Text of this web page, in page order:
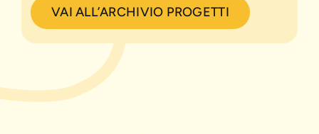
VAI ALL’ARCHIVIO PROGETTI